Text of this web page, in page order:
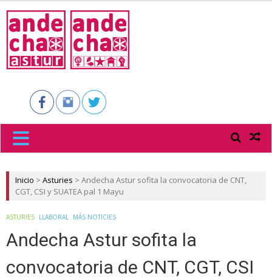
ASTUR
Inicio > Asturies > Andecha Astur sofita la convocatoria de CNT,
CGT, CSI y SUATEA pal 1 Mayu
ASTURIES LLABORAL MÁS NOTICIES
Andecha Astur sofita la
convocatoria de CNT, CGT, CSI